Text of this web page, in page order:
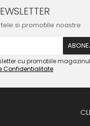
si promotiile noastre
cu promotiile
Confidentialitate